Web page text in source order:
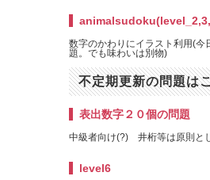
数字のかわりにイラスト利用(今
題。でも味わいは別物)
不定期更新の問題は
表出数字２０個の問題
中級者向け(?) 井桁等は原則と
level6